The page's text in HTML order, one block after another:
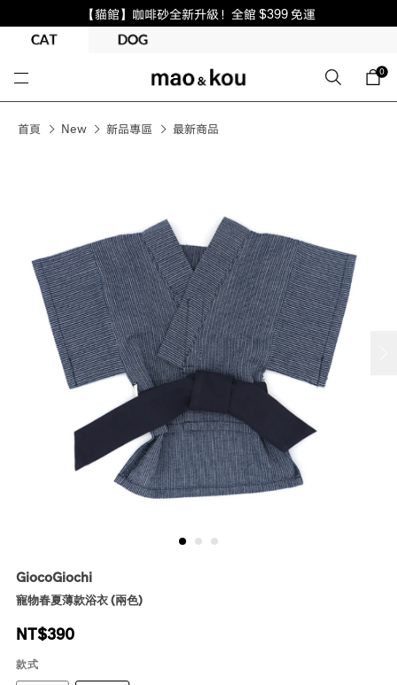
【貓館】咖啡砂全新升級！全館 $399 免運
0
首頁 New 新品專區 最新商品
GiocoGiochi
寵物春夏薄款浴衣 (兩色)
NT$390
款式